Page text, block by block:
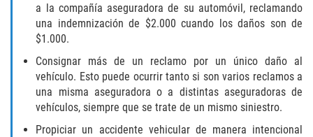
Fraude del Bienestar Público
Fraude Inmobiliario
Práctica No Autorizada de la
Medicina
a la compañía aseguradora de su automóvil, reclamando
una indemnización de $2.000 cuando los daños son de
$1.000.
Consignar más de un reclamo por un único daño al
vehículo. Esto puede ocurrir tanto si son varios reclamos a
una misma aseguradora o a distintas aseguradoras de
vehículos, siempre que se trate de un mismo siniestro.
Propiciar un accidente vehicular de manera intencional